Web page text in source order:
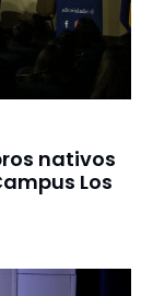
nativos
Los